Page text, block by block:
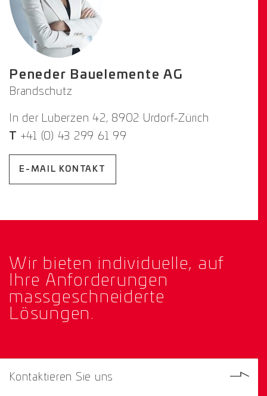
Peneder Bauelemente AG
Brandschutz
In der Luberzen 42, 8902 Urdorf-Zürich
+41 (0) 43 299 61 99
E-MAIL KONTAKT
Wir bieten individuelle, auf
Ihre Anforderungen
massgeschneiderte
Lösungen.
Kontaktieren Sie uns